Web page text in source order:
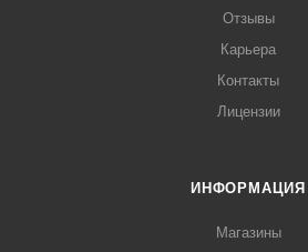
Отзывы
Карьера
Контакты
Лицензии
ИНФОРМАЦИЯ
Магазины